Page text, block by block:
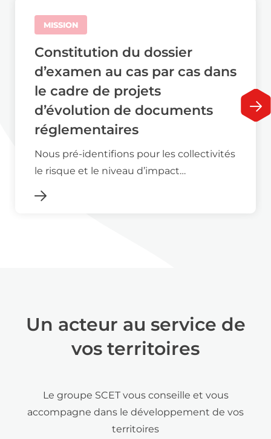
MISSION
Constitution du dossier
d’examen au cas par cas dans
le cadre de projets
d’évolution de documents
réglementaires
Nous pré-identifions pour les collectivités
le risque et le niveau d’impact…
Un acteur au service de
vos territoires
Le groupe SCET vous conseille et vous
accompagne dans le développement de vos
territoires